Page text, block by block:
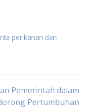
perikanan dan
Pemerintah dalam
Pertumbuhan